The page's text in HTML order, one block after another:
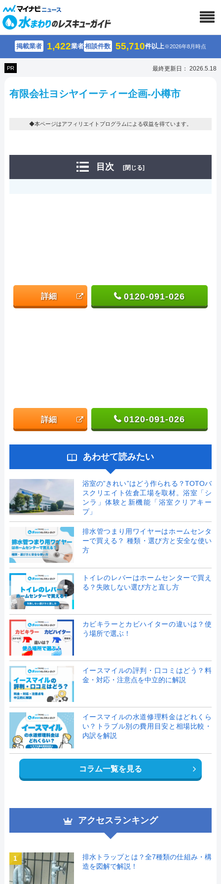
掲載業者 1,422業者相談件数 55,710件以上※2026年8月時点
PR 最終更新日： 2026.5.18
有限会社ヨシヤイーティー企画-小樽市
◆本ページはアフィリエイトプログラムによる収益を得ています。
目次 [閉じる]
詳細 0120-091-026
詳細 0120-091-026
あわせて読みたい
浴室の”きれい”はどう作られる？TOTOバ
スクリエイト佐倉工場を取材。浴室「シ
ンラ」体験と新機能「浴室クリアキー
プ」
排水管つまり用ワイヤーはホームセンタ
ーで買える？ 種類・選び方と安全な使い
方
トイレのレバーはホームセンターで買え
る？失敗しない選び方と直し方
カビキラーとカビハイターの違いは？使
う場所で選ぶ！
イースマイルの評判・口コミはどう？料
金・対応・注意点を中立的に解説
イースマイルの水道修理料金はどれくら
い？トラブル別の費用目安と相場比較・
内訳を解説
コラム一覧を見る
アクセスランキング
1
排水トラップとは？全7種類の仕組み・構
造を図解で解説！